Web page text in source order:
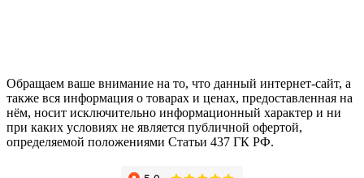
Обращаем ваше внимание на то, что данный интернет-сайт, а
также вся информация о товарах и ценах, предоставленная на
нём, носит исключительно информационный характер и ни
при каких условиях не является публичной офертой,
определяемой положениями Статьи 437 ГК РФ.